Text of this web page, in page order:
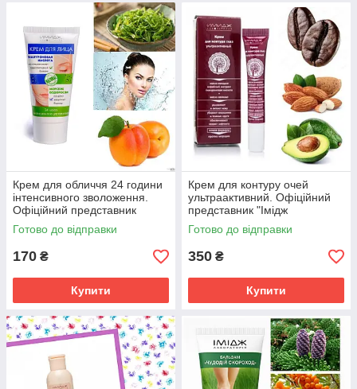
Крем для обличчя 24 години
інтенсивного зволоження.
Офіційний представник
"Імідж лабораторії"
Готово до відправки
170 ₴
Купити
Крем для контуру очей
ультраактивний. Офіційний
представник "Імідж
лабораторії"
Готово до відправки
350 ₴
Купити